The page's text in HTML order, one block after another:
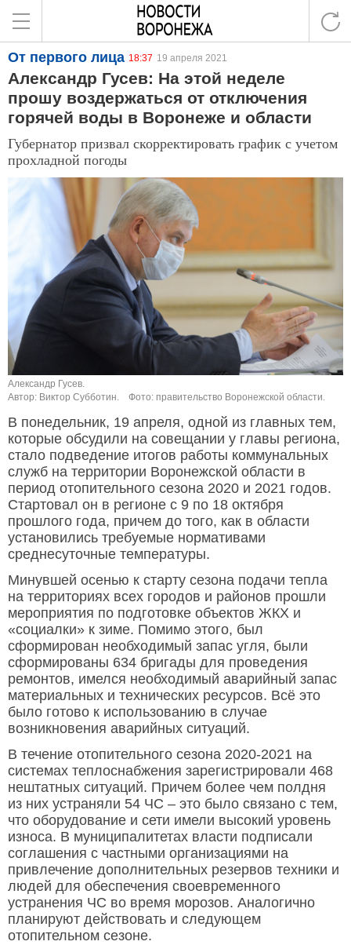
От первого лица 18:37 19 апреля 2021
Александр Гусев: На этой неделе
прошу воздержаться от отключения
горячей воды в Воронеже и области
Губернатор призвал скорректировать график с учетом
прохладной погоды
Александр Гусев.
Автор: Виктор Субботин.
Фото: правительство Воронежской области.
В понедельник, 19 апреля, одной из главных тем,
которые обсудили на совещании у главы региона,
стало подведение итогов работы коммунальных
служб на территории Воронежской области в
период отопительного сезона 2020 и 2021 годов.
Стартовал он в регионе с 9 по 18 октября
прошлого года, причем до того, как в области
установились требуемые нормативами
среднесуточные температуры.
Минувшей осенью к старту сезона подачи тепла
на территориях всех городов и районов прошли
мероприятия по подготовке объектов ЖКХ и
«социалки» к зиме. Помимо этого, был
сформирован необходимый запас угля, были
сформированы 634 бригады для проведения
ремонтов, имелся необходимый аварийный запас
материальных и технических ресурсов. Всё это
было готово к использованию в случае
возникновения аварийных ситуаций.
В течение отопительного сезона 2020-2021 на
системах теплоснабжения зарегистрировали 468
нештатных ситуаций. Причем более чем полдня
из них устраняли 54 ЧС – это было связано с тем,
что оборудование и сети имели высокий уровень
износа. В муниципалитетах власти подписали
соглашения с частными организациями на
привлечение дополнительных резервов техники и
людей для обеспечения своевременного
устранения ЧС во время морозов. Аналогично
планируют действовать и следующем
отопительном сезоне.